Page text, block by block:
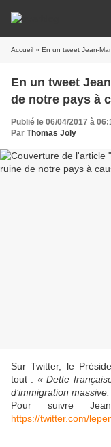
Accueil » En un tweet Jean-Marie
En un tweet
de notre pays à
Publié le 06/04/2017 à
Par Thomas Joly
Sur Twitter, le
tout : « Dette
d’immigration
Pour suivre
https://twitter.com/